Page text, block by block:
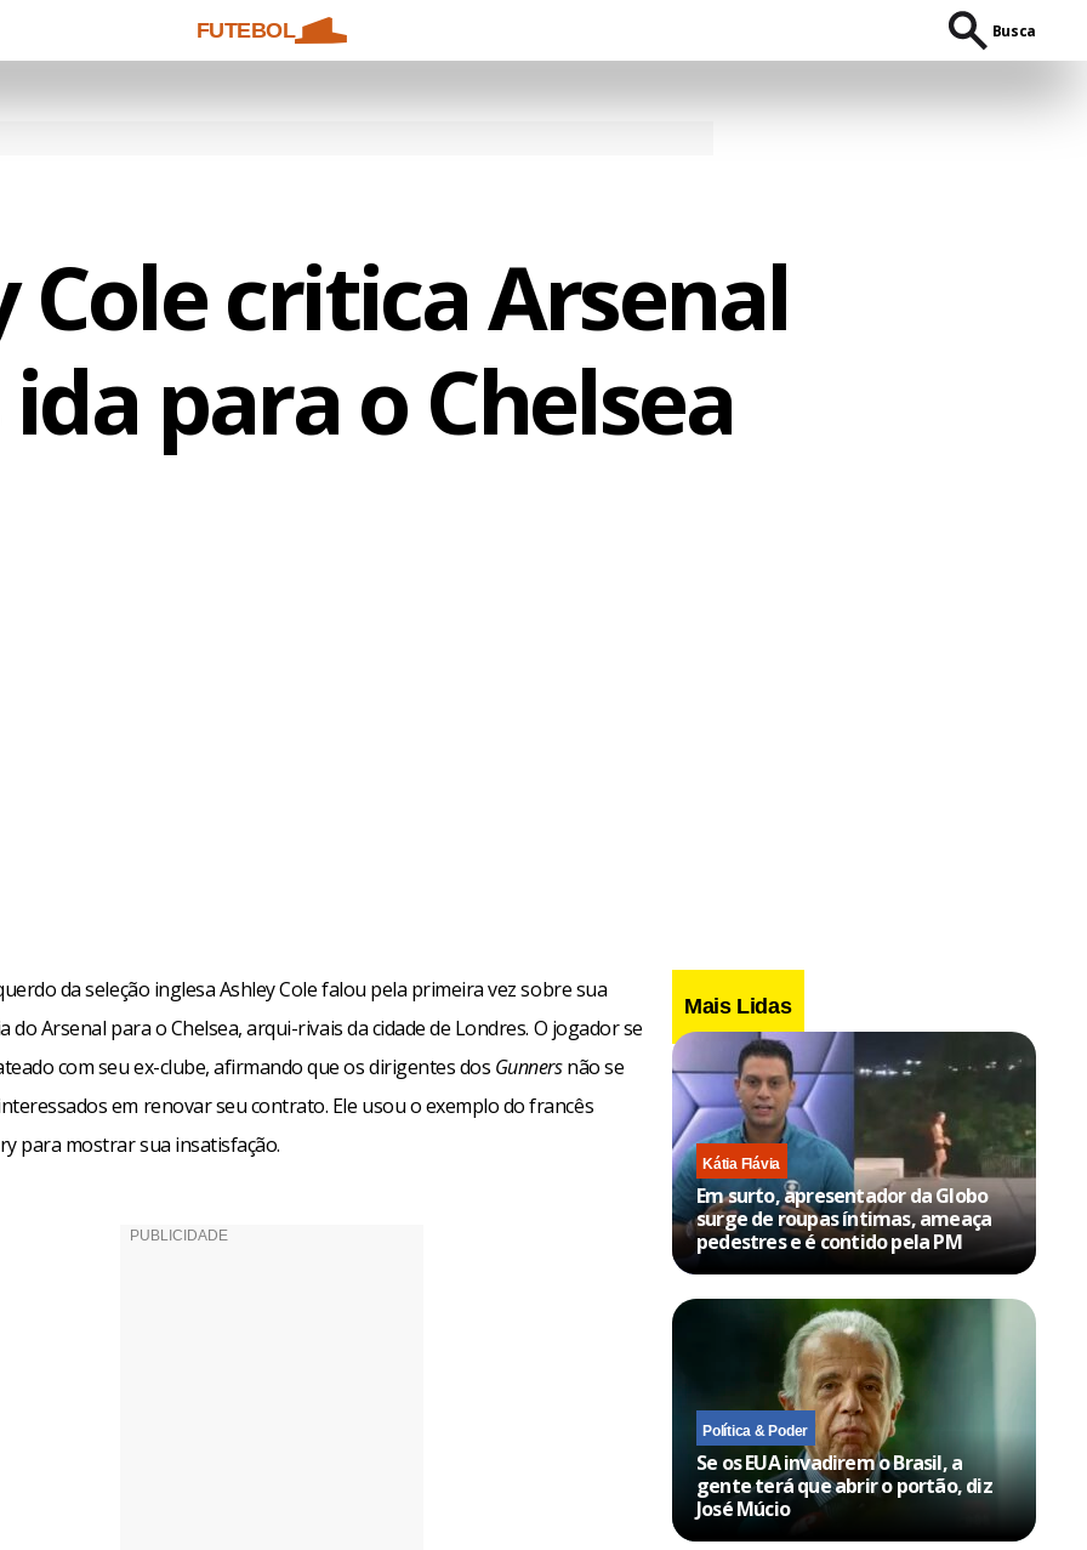
FUTEBOL Busca
Cole critica Arsenal
para o Chelsea
da seleção inglesa Ashley Cole falou pela primeira vez sobre sua
do Arsenal para o Chelsea, arqui-rivais da cidade de Londres. O jogador se
com seu ex-clube, afirmando que os dirigentes dos Gunnersnão se
em renovar seu contrato. Ele usou o exemplo do francês
para mostrar sua insatisfação.
Mais Lidas
Kátia Flávia
Em surto, apresentador da Globo
surge de roupas íntimas, ameaça
pedestres e é contido pela PM
Política & Poder
Se os EUA invadirem o Brasil, a
gente terá que abrir o portão, diz
José Múcio